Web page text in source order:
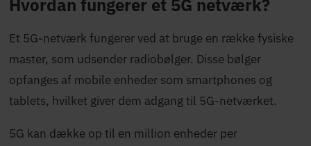
Hvordan fungerer et 5G netværk?
Et 5G-netværk fungerer ved at bruge en række fysiske
master, som udsender radiobølger. Disse bølger
opfanges af mobile enheder som smartphones og
tablets, hvilket giver dem adgang til 5G-netværket.
5G kan dække op til en million enheder per